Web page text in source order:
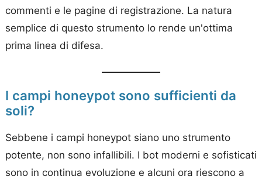
commenti e le pagine di registrazione. La natura
semplice di questo strumento lo rende un'ottima
prima linea di difesa.
I campi honeypot sono sufficienti da
soli?
Sebbene i campi honeypot siano uno strumento
potente, non sono infallibili. I bot moderni e sofisticati
sono in continua evoluzione e alcuni ora riescono a